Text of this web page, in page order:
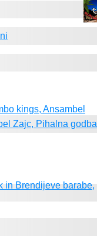
kings, Ansambel
Zajc, Pihalna godba
in Brendijeve barabe,